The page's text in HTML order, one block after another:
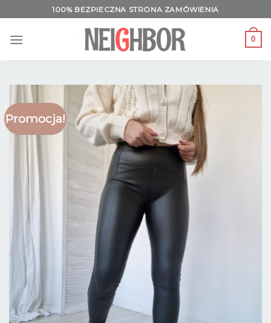
to
content
100% BEZPIECZNA STRONA ZAMÓWIENIA
0
Promocja!